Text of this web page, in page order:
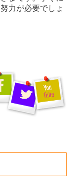
力が必要でしょ